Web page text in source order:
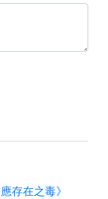
存在之毒》